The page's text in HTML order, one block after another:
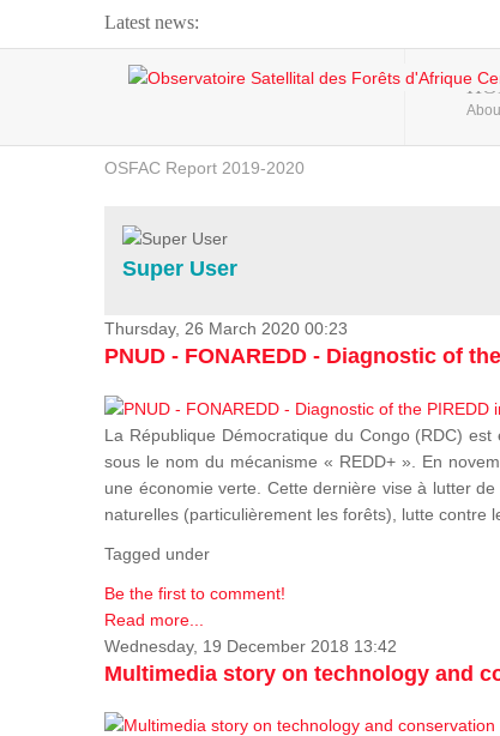
Latest news:
Webinar about Large Scale Monitoring and Land ...
OSFAC Video - Addressing climate change from
OSFAC Report 2019-2020
Flooding and Erosion in Kinshasa - Open Cities ...
Super User
Thursday, 26 March 2020 00:23
PNUD - FONAREDD - Diagnostic of
La République Démocratique du Congo (RDC)
sous le nom du mécanisme « REDD+ ». En
une économie verte. Cette dernière vise à lutter
naturelles (particulièrement les forêts), lutte contre
Tagged under
Be the first to comment!
Read more...
Wednesday, 19 December 2018 13:42
Multimedia story on technology and